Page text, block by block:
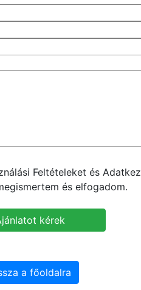
Feltételeket és
és elfogadom.
a főoldalra